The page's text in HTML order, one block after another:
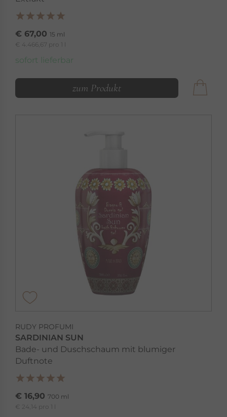
€ 67,00 15 ml
€ 4.466,67 pro 1 l
sofort lieferbar
zum Produkt
RUDY PROFUMI
SARDINIAN SUN
Bade- und Duschschaum mit blumiger
Duftnote
€ 16,90 700 ml
€ 24,14 pro 1 l